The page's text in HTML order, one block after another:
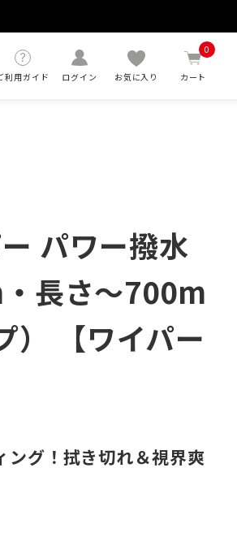
利用ガイド ログイン お気に入り カート
0
パワー撥水
長さ～700m
） 【ワイパー
ング！拭き切れ＆視界爽